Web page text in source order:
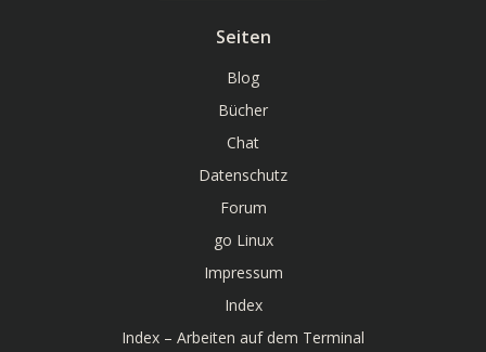
Seiten
Blog
Bücher
Chat
Datenschutz
Forum
go Linux
Impressum
Index
Index – Arbeiten auf dem Terminal